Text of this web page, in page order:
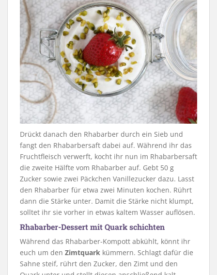
Drückt danach den Rhabarber durch ein Sieb und
fangt den Rhabarbersaft dabei auf. Während ihr das
Fruchtfleisch verwerft, kocht ihr nun im Rhabarbersaft
die zweite Hälfte vom Rhabarber auf. Gebt 50 g
Zucker sowie zwei Päckchen Vanillezucker dazu. Lasst
den Rhabarber für etwa zwei Minuten kochen. Rührt
dann die Stärke unter. Damit die Stärke nicht klumpt,
solltet ihr sie vorher in etwas kaltem Wasser auflösen.
Rhabarber-Dessert mit Quark schichten
Während das Rhabarber-Kompott abkühlt, könnt ihr
euch um den Zimtquark kümmern. Schlagt dafür die
Sahne steif, rührt den Zucker, den Zimt und den